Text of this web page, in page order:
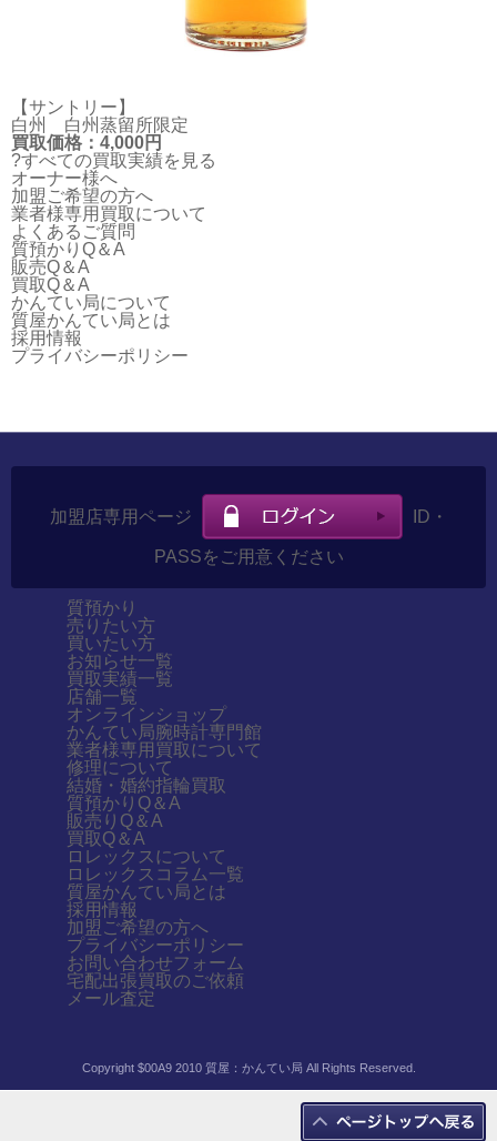
【サントリー】
白州 白州蒸留所限定
買取価格：4,000円
?すべての買取実績を見る
オーナー様へ
加盟ご希望の方へ
業者様専用買取について
よくあるご質問
質預かりQ＆A
販売Q＆A
買取Q＆A
かんてい局について
質屋かんてい局とは
採用情報
プライバシーポリシー
加盟店専用ページ ID・
PASSをご用意ください
質預かり
売りたい方
買いたい方
お知らせ一覧
買取実績一覧
店舗一覧
オンラインショップ
かんてい局腕時計専門館
業者様専用買取について
修理について
結婚・婚約指輪買取
質預かりQ＆A
販売りQ＆A
買取Q＆A
ロレックスについて
ロレックスコラム一覧
質屋かんてい局とは
採用情報
加盟ご希望の方へ
プライバシーポリシー
お問い合わせフォーム
宅配出張買取のご依頼
メール査定
Copyright $00A9 2010 質屋：かんてい局 All Rights Reserved.